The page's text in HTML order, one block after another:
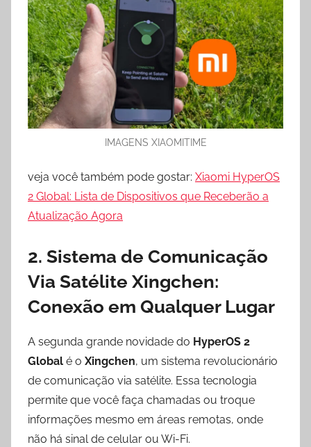
IMAGENS XIAOMITIME
veja você também pode gostar: Xiaomi HyperOS
2 Global: Lista de Dispositivos que Receberão a
Atualização Agora
2. Sistema de Comunicação
Via Satélite Xingchen:
Conexão em Qualquer Lugar
A segunda grande novidade do HyperOS 2
Global é o Xingchen, um sistema revolucionário
de comunicação via satélite. Essa tecnologia
permite que você faça chamadas ou troque
informações mesmo em áreas remotas, onde
não há sinal de celular ou Wi-Fi.